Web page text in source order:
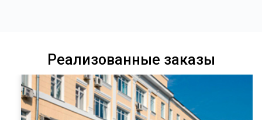
Реализованные заказы